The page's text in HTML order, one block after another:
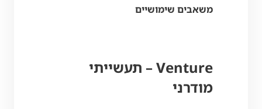
משאבים שימושיים
Venture – תעשייתי
מודרני